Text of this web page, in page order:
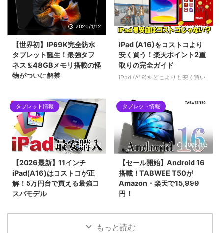
をはじめ、2.5Kの144Hzディス
プレイ、100W急速充電など、コ
ンパクトな筐体に詰め込まれた驚
異的なスペックについて解説して
います。ハイエンドな小型タブレ
ットを求めるユーザーにとって、
2026年現在の最有力候補となる1
台です。
タブレットが対象となった今回の
騒動を時系列で解説します。迅速
な対応で評価を上げたメーカー
は？手元の「Alldocube iPlay 60
mini pro」を例に、画像付きで対
策アップデートの手順も詳しくご
紹介します。
2026/1/12
【世界初】IP69K完全防水
タブレット誕生！最強タフ
ネス＆48GBメモリ搭載の怪
物がついに解禁
IP69K完全防水タブレット
「Blackview MEGA 12」。12.2
インチ2.4K液晶、Dimensity
7200、最大48GBメモリ搭載の
フラッグシップ性能を誇りなが
ら、早期割引で299ドルという驚
異のコスパ。キーボードやペンな
ど豪華5大特典が貰える先行販売
セール情報を見逃すな！
2026/1/7
iPad (A16)をコストコより
安く買う！楽天ポイント2重
取りの完全ガイド
iPad (A16)をどこよりも安く買い
ント2重取りルート」を徹底解説
します。SPU（ポイントアップ）
やお買い物マラソンをフル活用し
て、実質5万円台前半で手に入れ
る具体的な手順や、初心者がハマ
りやすい購入制限の注意点まで網
羅。2026年最新の最安値攻略ガ
イドです。
タブレット情報
2026/1/7
【2026最新】11インチ
iPad(A16)はコストコが正
解！5万円台で買える最強コ
スパモデル
一番売れている「11インチ
iPad（A16チップ搭載）」の価格
タブレット情報
2026/1/3
【セール開始】Android 16
搭載！TABWEE T50が
Amazon・楽天で15,999
円！
最新Android 16と高性能Unisoc
7250チップを搭載したタブレッ
もっと読む